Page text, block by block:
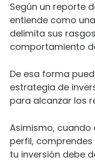
Según un reporte
entiende como
delimita sus
comportamiento
De esa forma
estrategia de
para alcanzar los
Asimismo, cuando
perfil,
tu inversión debe